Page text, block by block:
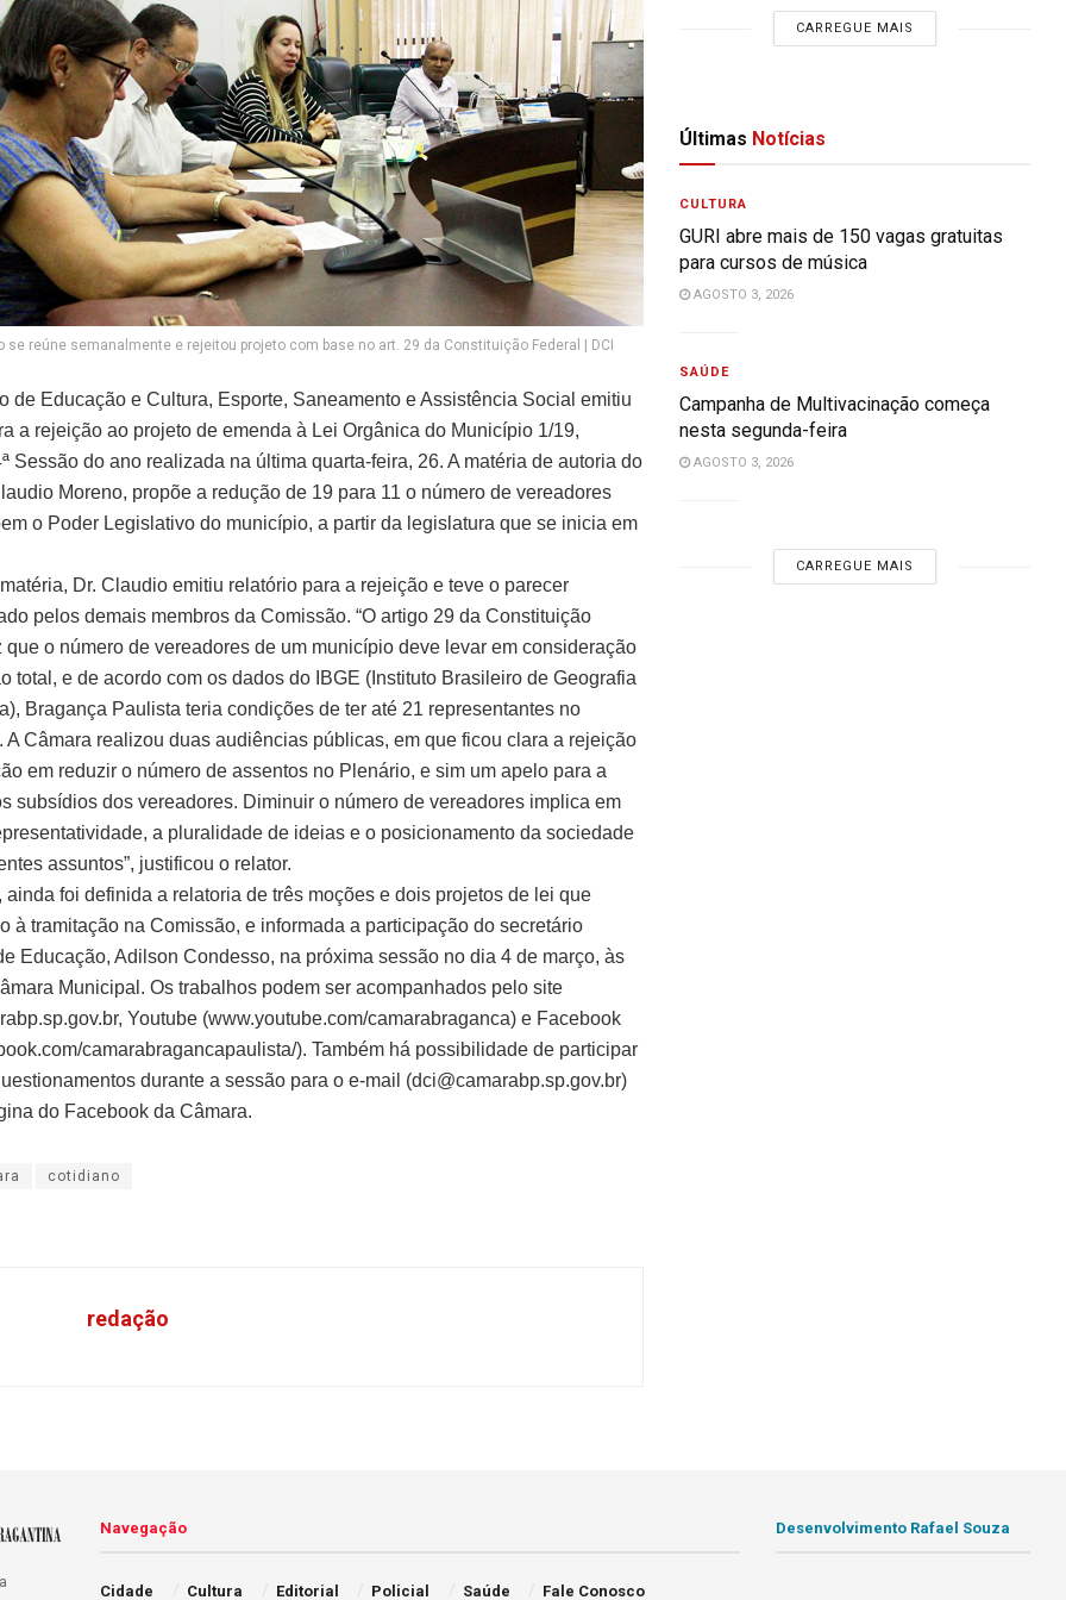
se reúne semanalmente e rejeitou projeto com base no art. 29 da Constituição Federal | DCI
de Educação e Cultura, Esporte, Saneamento e Assistência Social emitiu
a rejeição ao projeto de emenda à Lei Orgânica do Município 1/19,
Sessão do ano realizada na última quarta-feira, 26. A matéria de autoria do
Moreno, propõe a redução de 19 para 11 o número de vereadores
o Poder Legislativo do município, a partir da legislatura que se inicia em
Dr. Claudio emitiu relatório para a rejeição e teve o parecer
pelos demais membros da Comissão. “O artigo 29 da Constituição
que o número de vereadores de um município deve levar em consideração
total, e de acordo com os dados do IBGE (Instituto Brasileiro de Geografia
Bragança Paulista teria condições de ter até 21 representantes no
A Câmara realizou duas audiências públicas, em que ficou clara a rejeição
em reduzir o número de assentos no Plenário, e sim um apelo para a
subsídios dos vereadores. Diminuir o número de vereadores implica em
a pluralidade de ideias e o posicionamento da sociedade
assuntos”, justificou o relator.
ainda foi definida a relatoria de três moções e dois projetos de lei que
à tramitação na Comissão, e informada a participação do secretário
Educação, Adilson Condesso, na próxima sessão no dia 4 de março, às
Municipal. Os trabalhos podem ser acompanhados pelo site
Youtube (www.youtube.com/camarabraganca) e Facebook
camarabragancapaulista/). Também há possibilidade de participar
durante a sessão para o e-mail (dci@camarabp.sp.gov.br)
do Facebook da Câmara.
cotidiano
redação
CARREGUE MAIS
Últimas Notícias
CULTURA
GURI abre mais de 150 vagas gratuitas
para cursos de música
AGOSTO 3, 2026
SAÚDE
Campanha de Multivacinação começa
nesta segunda-feira
AGOSTO 3, 2026
CARREGUE MAIS
Navegação
Cidade Cultura Editorial Policial Saúde Fale Conosco
Desenvolvimento Rafael Souza